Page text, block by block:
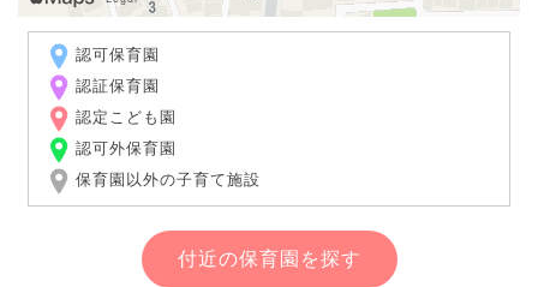
認可保育園
認証保育園
認定こども園
認可外保育園
保育園以外の子育て施設
付近の保育園を探す